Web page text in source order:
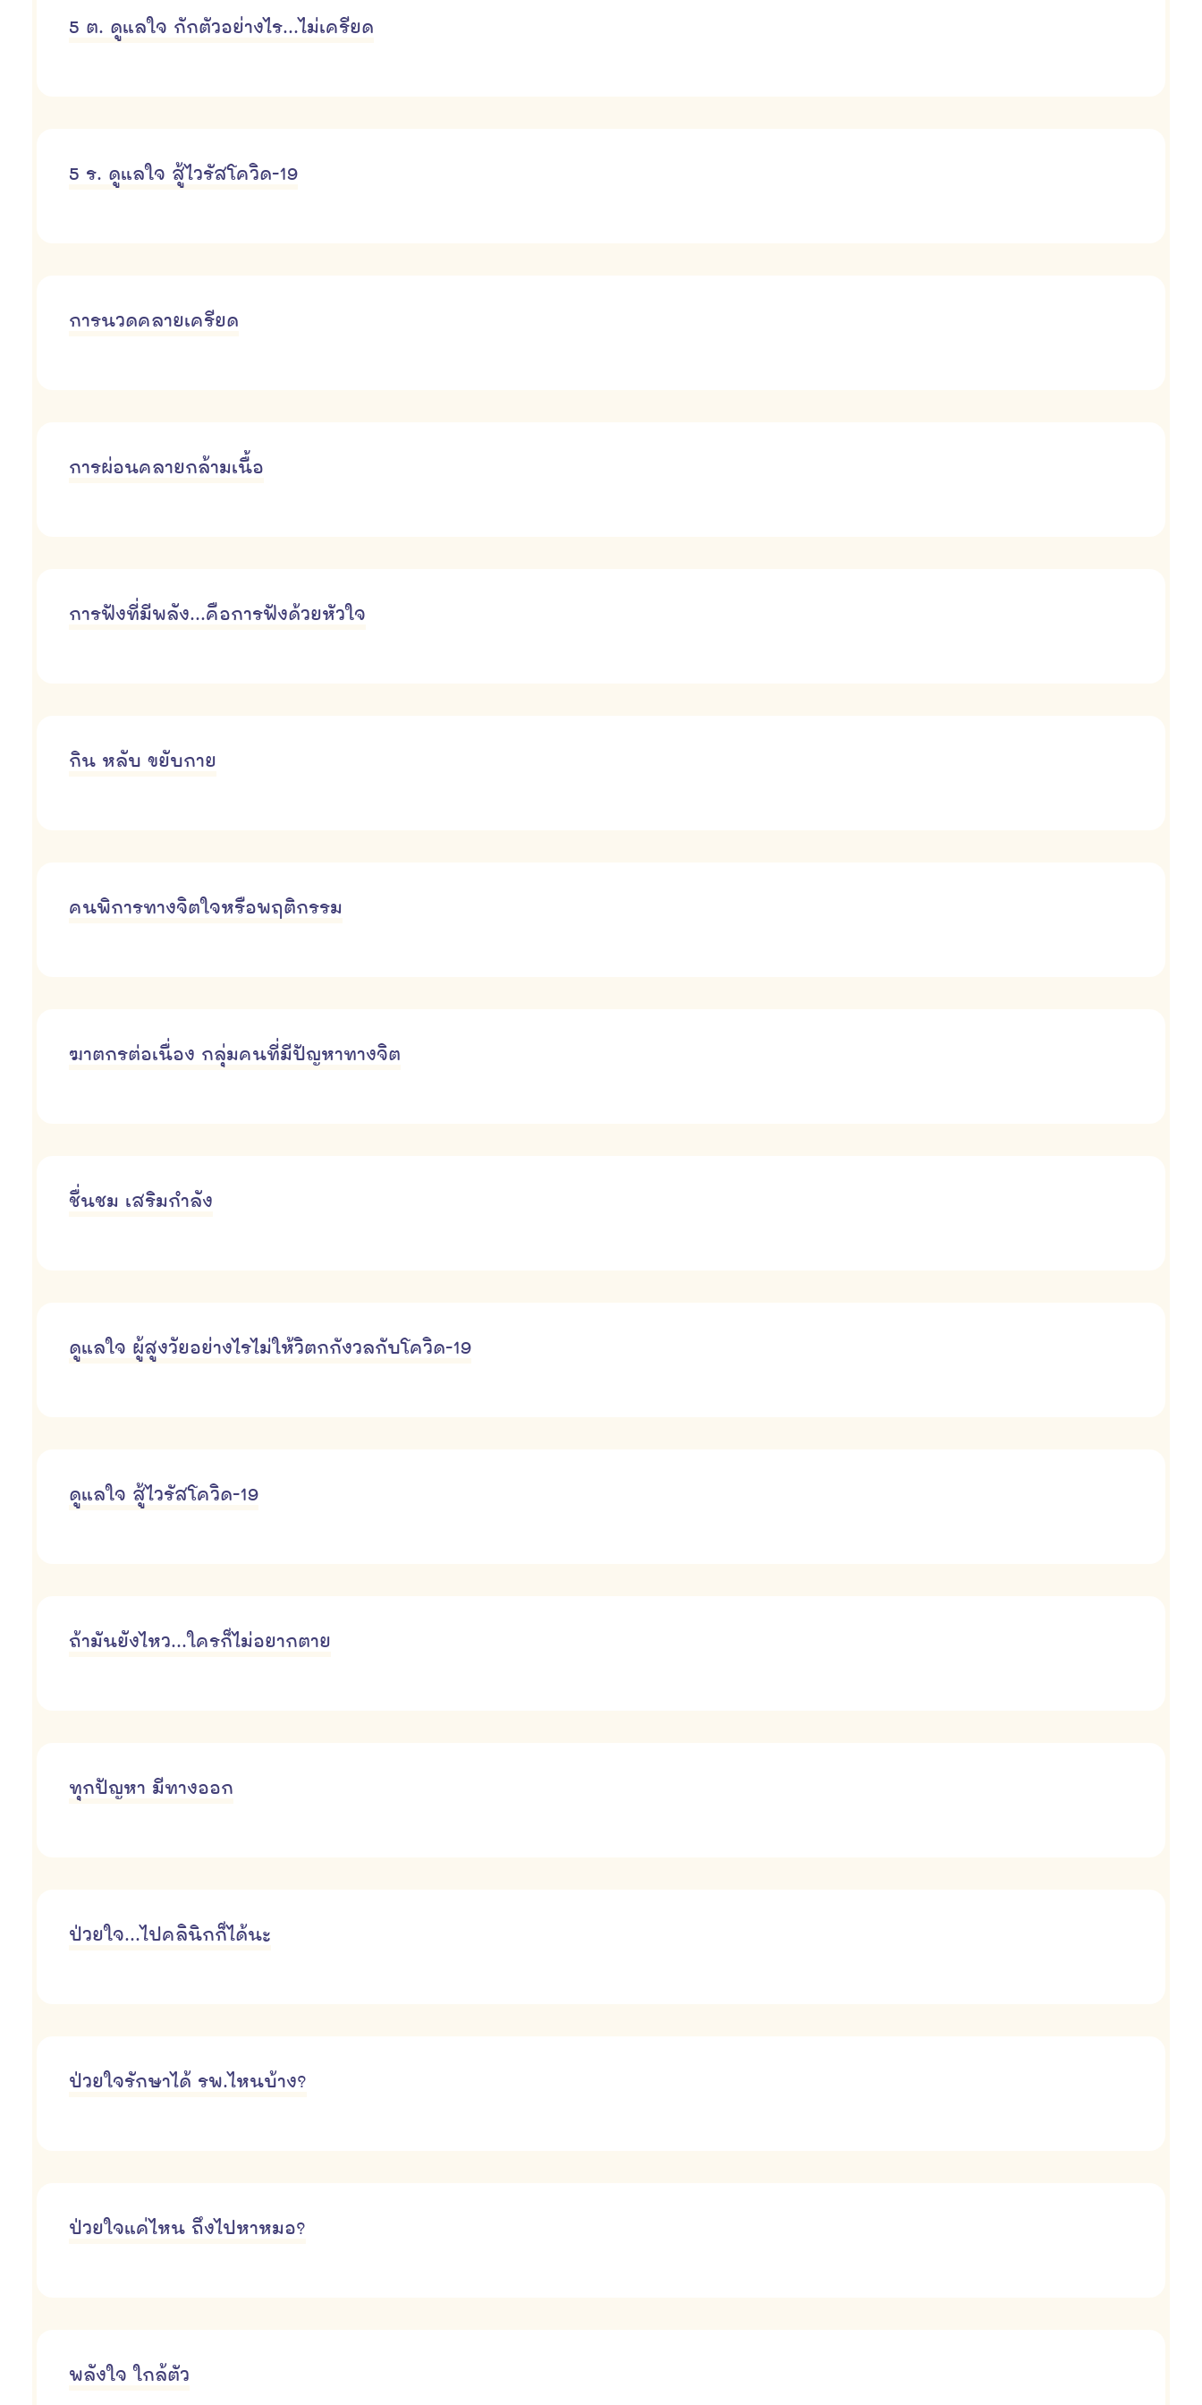
5 ต. ดูแลใจ กักตัวอย่างไร...ไม่เครียด
5 ร. ดูแลใจ สู้ไวรัสโควิด-19
การนวดคลายเครียด
การผ่อนคลายกล้ามเนื้อ
การฟังที่มีพลัง...คือการฟังด้วยหัวใจ
กิน หลับ ขยับกาย
คนพิการทางจิตใจหรือพฤติกรรม
ฆาตกรต่อเนื่อง กลุ่มคนที่มีปัญหาทางจิต
ชื่นชม เสริมกำลัง
ดูแลใจ ผู้สูงวัยอย่างไรไม่ให้วิตกกังวลกับโควิด-19
ดูแลใจ สู้ไวรัสโควิด-19
ถ้ามันยังไหว...ใครก็ไม่อยากตาย
ทุกปัญหา มีทางออก
ป่วยใจ...ไปคลินิกก็ได้นะ
ป่วยใจรักษาได้ รพ.ไหนบ้าง?
ป่วยใจแค่ไหน ถึงไปหาหมอ?
พลังใจ ใกล้ตัว